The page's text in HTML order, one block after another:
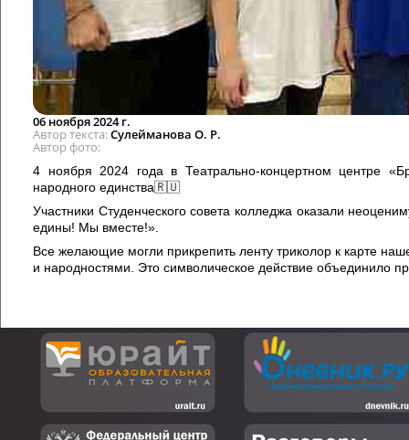
06 ноября 2024 г.
Автор текста Сулейманова О. Р.
Автор фото
4 ноября 2024 года в Театрально-концертном центре
народного единства🇷🇺
Участники Студенческого совета колледжа оказали
едины! Мы вместе!».
Все желающие могли прикрепить ленту триколор к карте
и народностями. Это символическое действие объединило